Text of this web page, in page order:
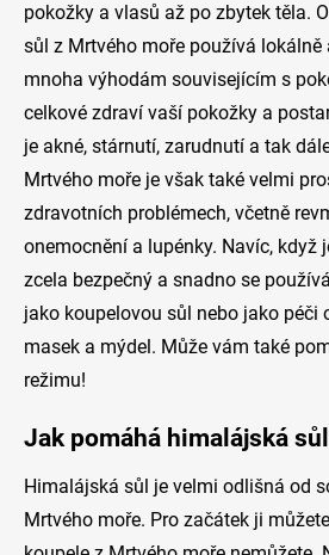
pokožky a vlasů až po zbytek těla.
sůl z Mrtvého moře používá
mnoha výhodám souvisejícím s
celkové zdraví vaší pokožky a
je akné, stárnutí, zarudnutí a tak
Mrtvého moře je však také velmi
zdravotních problémech, včetně
onemocnění a lupénky. Navíc, když
zcela bezpečný a snadno se
jako koupelovou sůl nebo jako péči
masek a mýdel. Může vám také
režimu!
Jak pomáhá himalájská
Himalájská sůl je velmi odlišná od
Mrtvého moře. Pro začátek ji